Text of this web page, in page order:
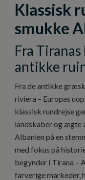
Klassisk
smukke
Fra
antikke
Fra de antikke
riviera – Europas
klassisk rundrejse
landskaber og ægte
Albanien på en
med fokus på
begynder i Tirana –
farverige markeder,